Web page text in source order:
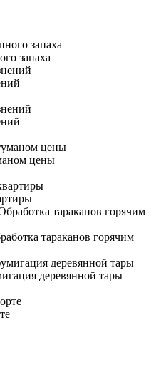
запаха
цены
тараканов горячим
деревянной тары